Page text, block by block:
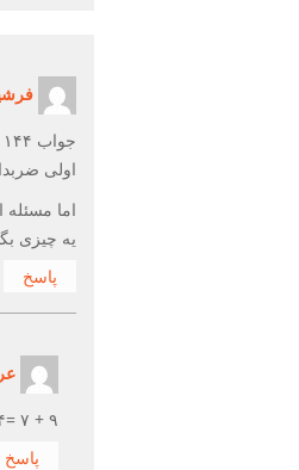
جواب ۱۴۴ !
اولی
اما
یه چیزی
پاسخ
۹ + ۷ =۱۴۴
پاسخ